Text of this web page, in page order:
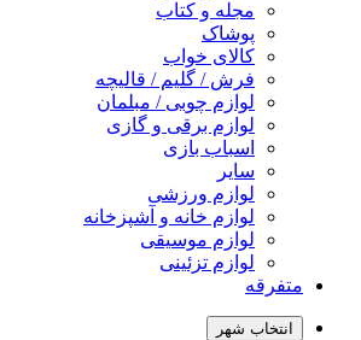
مجله و کتاب
پوشاک
کالای خواب
فرش / گلیم / قالیچه
لوازم چوبی / مبلمان
لوازم برقی و گازی
اسباب بازی
سایر
لوازم ورزشی
لوازم خانه و آشپزخانه
لوازم موسیقی
لوازم تزئینی
متفرقه
انتخاب شهر